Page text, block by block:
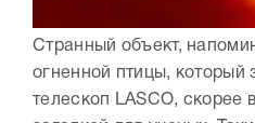
Странный объект,
огненной птицы, который
телескоп LASCO, скорее